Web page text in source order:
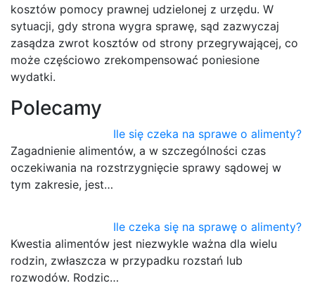
kosztów pomocy prawnej udzielonej z urzędu. W
sytuacji, gdy strona wygra sprawę, sąd zazwyczaj
zasądza zwrot kosztów od strony przegrywającej, co
może częściowo zrekompensować poniesione
wydatki.
Polecamy
Ile się czeka na sprawe o alimenty?
Zagadnienie alimentów, a w szczególności czas
oczekiwania na rozstrzygnięcie sprawy sądowej w
tym zakresie, jest…
Ile czeka się na sprawę o alimenty?
Kwestia alimentów jest niezwykle ważna dla wielu
rodzin, zwłaszcza w przypadku rozstań lub
rozwodów. Rodzic…